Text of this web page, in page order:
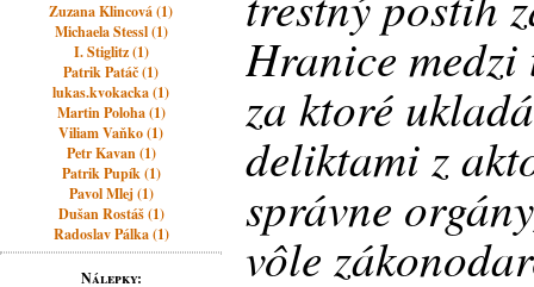
Zuzana Klincová (1)
Michaela Stessl (1)
I. Stiglitz (1)
Patrik Patáč (1)
lukas.kvokacka (1)
Martin Poloha (1)
Viliam Vaňko (1)
Petr Kavan (1)
Patrik Pupík (1)
Pavol Mlej (1)
Dušan Rostáš (1)
Radoslav Pálka (1)
Nálepky:
Hranice
za ktoré
deliktami z
správne
vôle